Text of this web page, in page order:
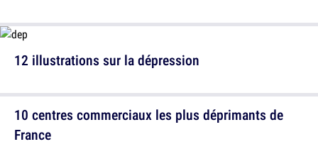
10 centres commerciaux les plus déprimants de
France
12 illustrations sur la dépression